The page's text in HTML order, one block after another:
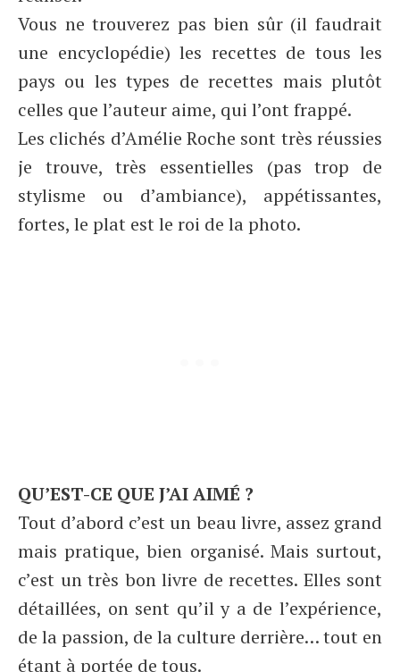
Vous ne trouverez pas bien sûr (il faudrait
une encyclopédie) les recettes de tous les
pays ou les types de recettes mais plutôt
celles que l’auteur aime, qui l’ont frappé.
Les clichés d’Amélie Roche sont très réussies
je trouve, très essentielles (pas trop de
stylisme ou d’ambiance), appétissantes,
fortes, le plat est le roi de la photo.
QU’EST-CE QUE J’AI AIMÉ ?
Tout d’abord c’est un beau livre, assez grand
mais pratique, bien organisé. Mais surtout,
c’est un très bon livre de recettes. Elles sont
détaillées, on sent qu’il y a de l’expérience,
de la passion, de la culture derrière… tout en
étant à portée de tous.